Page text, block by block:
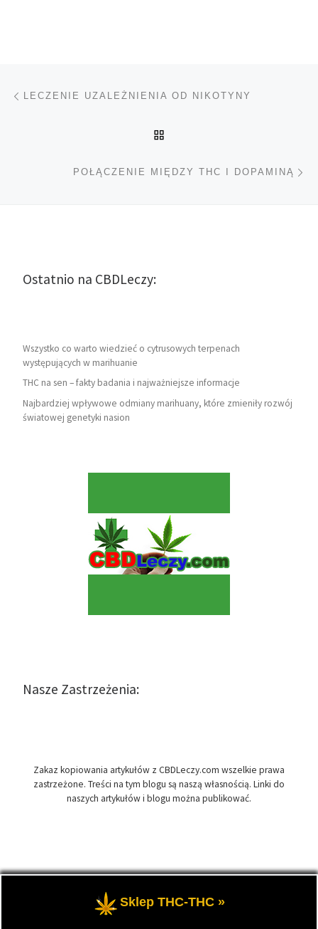
Nawigacja wpisu
LECZENIE UZALEŻNIENIA OD NIKOTYNY
POŁĄCZENIE MIĘDZY THC I DOPAMINĄ
Ostatnio na CBDLeczy:
Wszystko co warto wiedzieć o cytrusowych terpenach
występujących w marihuanie
THC na sen – fakty badania i najważniejsze informacje
Najbardziej wpływowe odmiany marihuany, które zmieniły rozwój
światowej genetyki nasion
Nasze Zastrzeżenia:
Zakaz kopiowania artykułów z CBDLeczy.com wszelkie prawa
zastrzeżone. Treści na tym blogu są naszą własnością. Linki do
naszych artykułów i blogu można publikować.
CBDLeczy.com – Wszelkie prawa zastrzeżone
marihuana i olej CBD-RSO w medycynie.
Sklep THC-THC »